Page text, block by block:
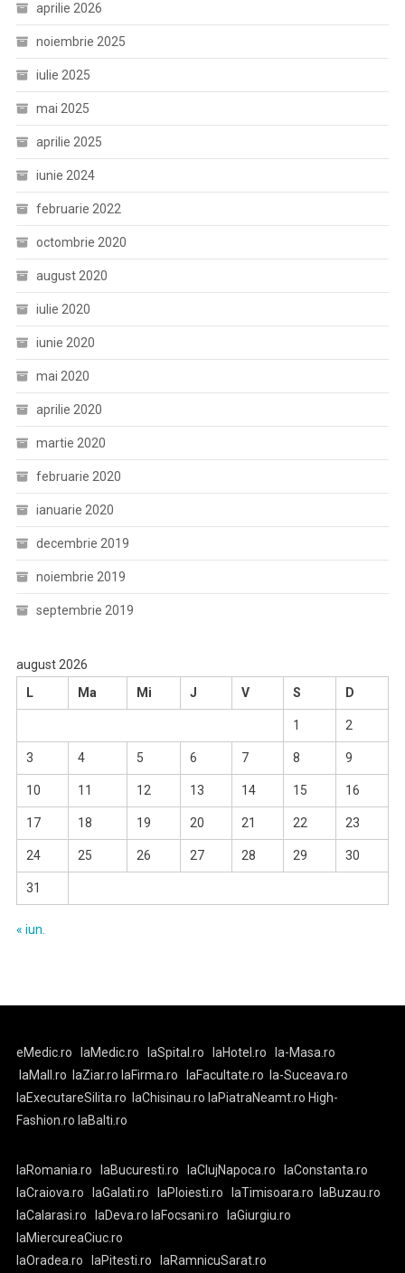
aprilie 2026
noiembrie 2025
iulie 2025
mai 2025
aprilie 2025
iunie 2024
februarie 2022
octombrie 2020
august 2020
iulie 2020
iunie 2020
mai 2020
aprilie 2020
martie 2020
februarie 2020
ianuarie 2020
decembrie 2019
noiembrie 2019
septembrie 2019
august 2026
L
Ma Mi J V S D
1 2
3 4 5 6 7 8 9
10 11 12 13 14 15 16
17 18 19 20 21 22 23
24 25 26 27 28 29 30
31
« iun.
eMedic.ro laMedic.ro laSpital.ro laHotel.ro
la-Masa.ro
laMall.ro
laZiar.ro laFirma.ro laFacultate.ro
la-Suceava.ro
laExecutareSilita.ro
laChisinau.ro laPiatraNeamt.ro High-
Fashion.ro laBalti.ro
laRomania.ro laBucuresti.ro laClujNapoca.ro
laConstanta.ro
laCraiova.ro
laGalati.ro laPloiesti.ro laTimisoara.ro
laBuzau.ro
laCalarasi.ro
laDeva.ro laFocsani.ro
laGiurgiu.ro
laMiercureaCiuc.ro
laOradea.ro
laPitesti.ro laRamnicuSarat.ro